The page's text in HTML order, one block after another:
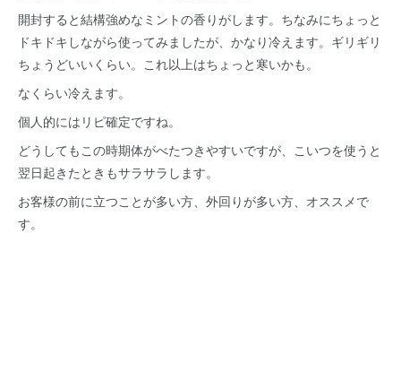
開封すると結構強めなミントの香りがします。ちなみにちょっと
ドキドキしながら使ってみましたが、かなり冷えます。ギリギリ
ちょうどいいくらい。これ以上はちょっと寒いかも。
なくらい冷えます。
個人的にはリピ確定ですね。
どうしてもこの時期体がべたつきやすいですが、こいつを使うと
翌日起きたときもサラサラします。
お客様の前に立つことが多い方、外回りが多い方、オススメで
す。